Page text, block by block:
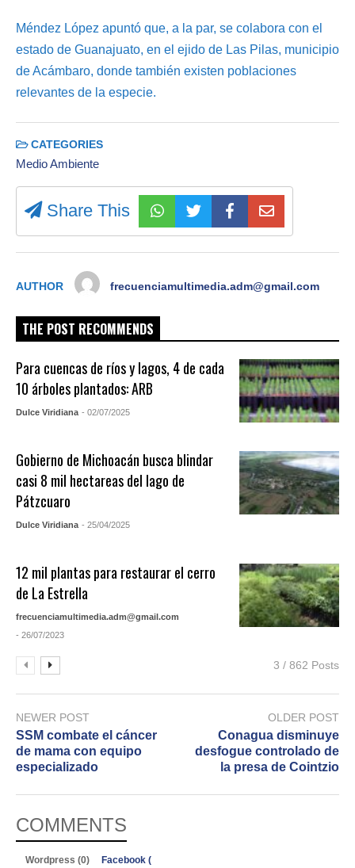
Méndez López apuntó que, a la par, se colabora con el
estado de Guanajuato, en el ejido de Las Pilas, municipio
de Acámbaro, donde también existen poblaciones
relevantes de la especie.
CATEGORIES
Medio Ambiente
Share This
AUTHOR frecuenciamultimedia.adm@gmail.com
THE POST RECOMMENDS
Para cuencas de ríos y lagos, 4 de cada
10 árboles plantados: ARB
Dulce Viridiana - 02/07/2025
Gobierno de Michoacán busca blindar
casi 8 mil hectareas del lago de
Pátzcuaro
Dulce Viridiana - 25/04/2025
12 mil plantas para restaurar el cerro
de La Estrella
frecuenciamultimedia.adm@gmail.com
- 26/07/2023
3 / 862 Posts
NEWER POST
SSM combate el cáncer
de mama con equipo
especializado
OLDER POST
Conagua disminuye
desfogue controlado de
la presa de Cointzio
COMMENTS
Wordpress (0) Facebook (